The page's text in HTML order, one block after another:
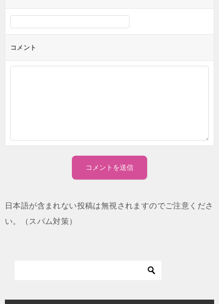
コメント
日本語が含まれない投稿は無視されますのでご注意くださ
い。（スパム対策）